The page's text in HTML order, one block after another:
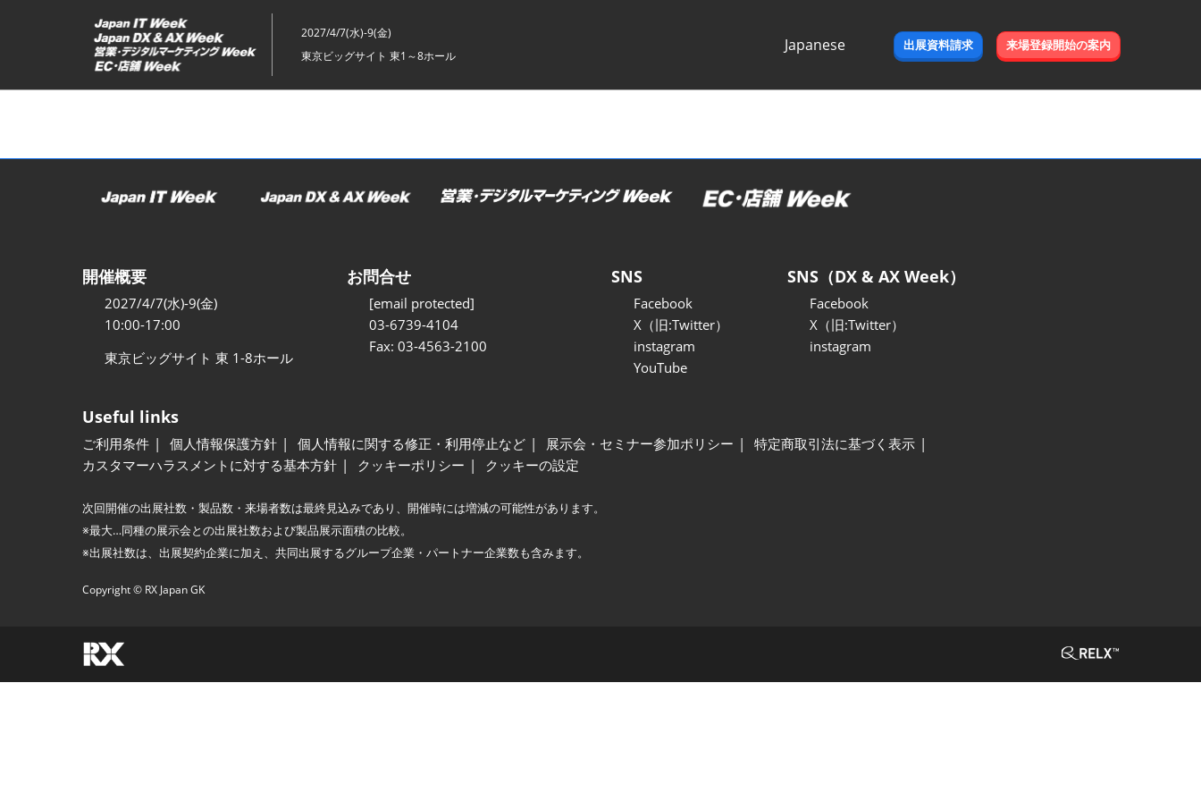
ッ
2027/4/7(水)-9(金)
東京ビッグサイト 東1～8ホール
Japanese
出展資料請求 来場登録開始の案内
開催概要
2027/4/7(水)-9(金)
10:00-17:00
東京ビッグサイト 東 1-8ホール
お問合せ
[email protected]
03-6739-4104
Fax: 03-4563-2100
SNS
Facebook
X（旧:Twitter）
instagram
YouTube
SNS（DX & AX Week）
Facebook
X（旧:Twitter）
instagram
Useful links
ご利用条件 個人情報保護方針 個人情報に関する修正・利用停止など 展示会・セミナー参加ポリシー
特定商取引法に基づく表示
カスタマーハラスメントに対する基本方針
クッキーポリシー クッキーの設定
次回開催の出展社数・製品数・来場者数は最終見込みであり、開催時には増減の可能性があります。
※最大…同種の展示会との出展社数および製品展示面積の比較。
※出展社数は、出展契約企業に加え、共同出展するグループ企業・パートナー企業数も含みます。
Copyright © RX Japan GK